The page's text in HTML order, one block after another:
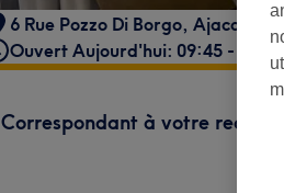
6 Rue Pozzo Di Borgo, Ajaccio
Ouvert Aujourd'hui: 09:45 - 19:00
Correspondant à votre